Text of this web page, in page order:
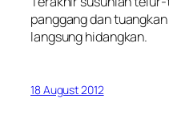
panggang dan
langsung hidangkan.
18 August 2012